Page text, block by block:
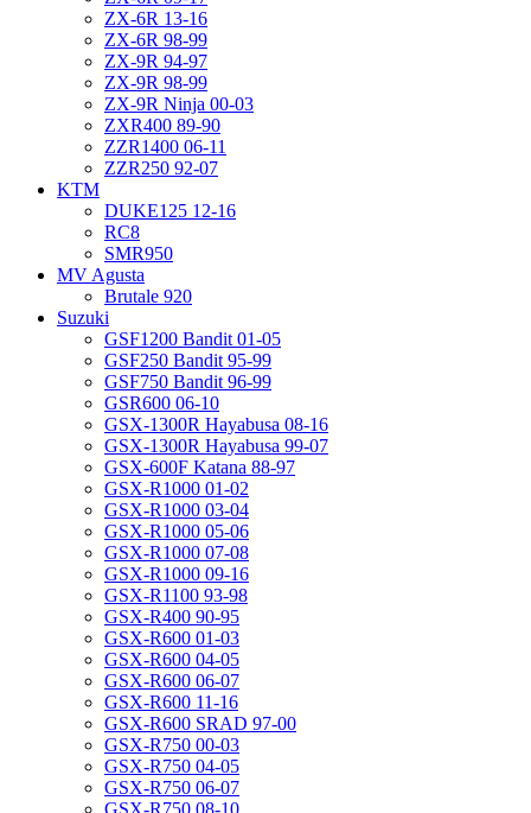
ZX-6R 13-16
ZX-6R 98-99
ZX-9R 94-97
ZX-9R 98-99
ZX-9R Ninja 00-03
ZXR400 89-90
ZZR1400 06-11
ZZR250 92-07
KTM
DUKE125 12-16
RC8
SMR950
MV Agusta
Brutale 920
Suzuki
GSF1200 Bandit 01-05
GSF250 Bandit 95-99
GSF750 Bandit 96-99
GSR600 06-10
GSX-1300R Hayabusa 08-16
GSX-1300R Hayabusa 99-07
GSX-600F Katana 88-97
GSX-R1000 01-02
GSX-R1000 03-04
GSX-R1000 05-06
GSX-R1000 07-08
GSX-R1000 09-16
GSX-R1100 93-98
GSX-R400 90-95
GSX-R600 01-03
GSX-R600 04-05
GSX-R600 06-07
GSX-R600 11-16
GSX-R600 SRAD 97-00
GSX-R750 00-03
GSX-R750 04-05
GSX-R750 06-07